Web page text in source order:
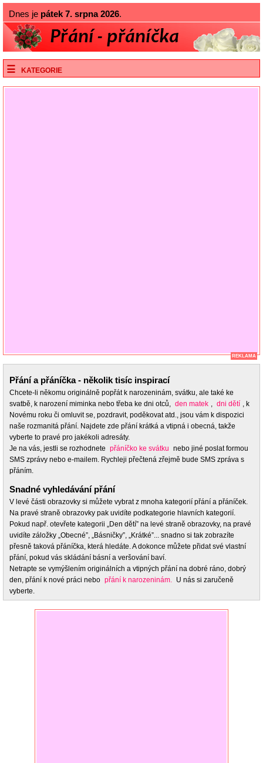
Dnes je pátek 7. srpna 2026.
KATEGORIE
REKLAMA
Přání a přáníčka - několik tisíc inspirací
Chcete-li někomu originálně popřát k narozeninám, svátku, ale také ke
svatbě, k narození miminka nebo třeba ke dni otců, den matek , dni dětí , k
Novému roku či omluvit se, pozdravit, poděkovat atd., jsou vám k dispozici
naše rozmanitá přání. Najdete zde přání krátká a vtipná i obecná, takže
vyberte to pravé pro jakékoli adresáty.
Je na vás, jestli se rozhodnete přáníčko ke svátku nebo jiné poslat formou
SMS zprávy nebo e-mailem. Rychleji přečtená zřejmě bude SMS zpráva s
přáním.
Snadné vyhledávání přání
V levé části obrazovky si můžete vybrat z mnoha kategorií přání a přáníček.
Na pravé straně obrazovky pak uvidíte podkategorie hlavních kategorií.
Pokud např. otevřete kategorii „Den dětí” na levé straně obrazovky, na pravé
uvidíte záložky „Obecné”, „Básničky”, „Krátké”... snadno si tak zobrazíte
přesně taková přáníčka, která hledáte. A dokonce můžete přidat své vlastní
přání, pokud vás skládání básní a veršování baví.
Netrapte se vymýšlením originálních a vtipných přání na dobré ráno, dobrý
den, přání k nové práci nebo přání k narozeninám. U nás si zaručeně
vyberte.